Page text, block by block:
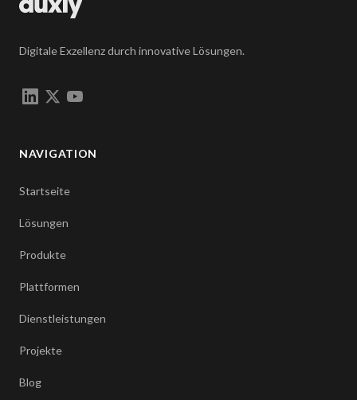
Digitale Exzellenz durch innovative Lösungen.
NAVIGATION
Startseite
Lösungen
Produkte
Plattformen
Dienstleistungen
Projekte
Blog